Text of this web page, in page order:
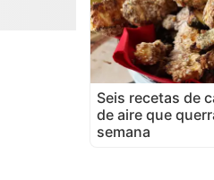
Seis recetas de
de aire que
semana